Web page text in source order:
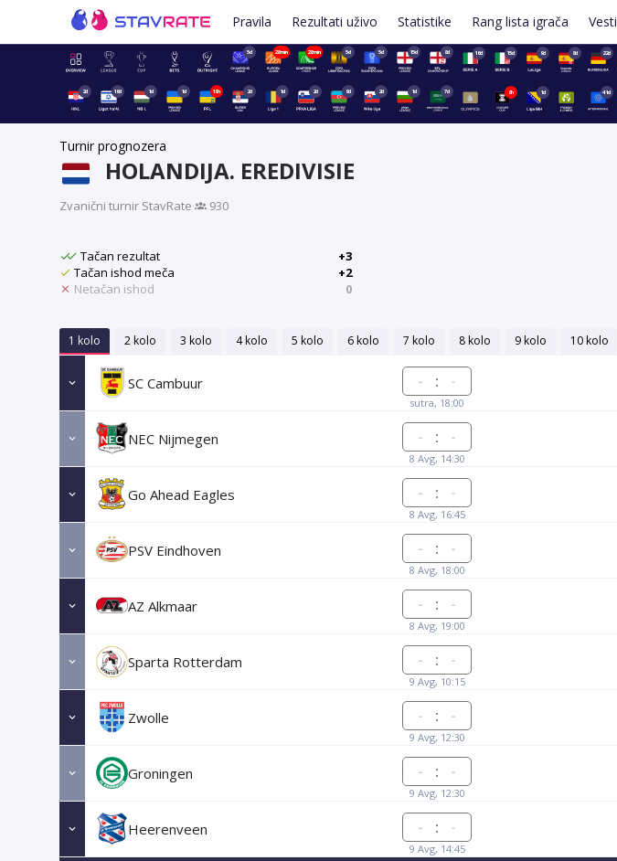
Pravila Rezultati uživo Statistike Rang lista igrača Vesti
5d 28min 28min 5d 5d 15d 8d 16d 15d 9d 8d 22d
2d 16d 1d 1d 19h 2d 1d 2d 9d 2d 1d 7d 8h 1d 41d
Turnir prognozera
HOLANDIJA. EREDIVISIE
Zvanični turnir StavRate· 930
Tačan rezultat
+3
Tačan ishod meča
+2
Netačan ishod
0
1 kolo 2 kolo 3 kolo 4 kolo 5 kolo 6 kolo 7 kolo 8 kolo 9 kolo 10 kolo
SC Cambuur :
sutra, 18:00
NEC Nijmegen :
8 Avg, 14:30
Go Ahead Eagles :
8 Avg, 16:45
PSV Eindhoven :
8 Avg, 18:00
AZ Alkmaar :
8 Avg, 19:00
Sparta Rotterdam :
9 Avg, 10:15
Zwolle :
9 Avg, 12:30
Groningen :
9 Avg, 12:30
Heerenveen :
9 Avg, 14:45